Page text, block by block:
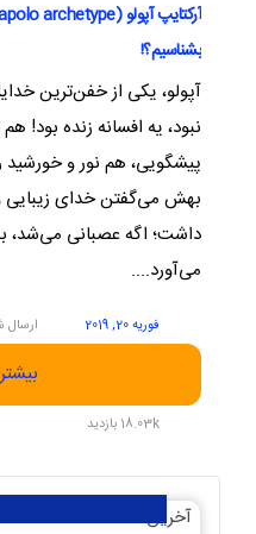
بشناسیم؟!
آپولو، یکی از خفن‌ترین
نبود، یه افسانه زنده بود!
پیشگویی، هم نور و خورشید
بهش می‌گفتن خدای زیبایی
داشت؛ اگه عصبانی
می‌آورد....
فوریه 20, 2019
آخرین مقالات